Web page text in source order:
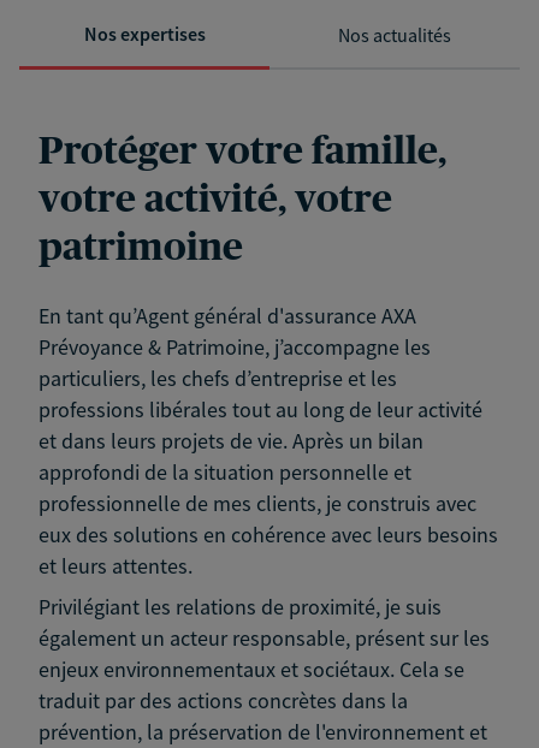
Nos expertises Nos actualités
Protéger votre famille,
votre activité, votre
patrimoine
En tant qu’Agent général d'assurance AXA
Prévoyance & Patrimoine, j’accompagne les
particuliers, les chefs d’entreprise et les
professions libérales tout au long de leur activité
et dans leurs projets de vie. Après un bilan
approfondi de la situation personnelle et
professionnelle de mes clients, je construis avec
eux des solutions en cohérence avec leurs besoins
et leurs attentes.
Privilégiant les relations de proximité, je suis
également un acteur responsable, présent sur les
enjeux environnementaux et sociétaux. Cela se
traduit par des actions concrètes dans la
prévention, la préservation de l'environnement et